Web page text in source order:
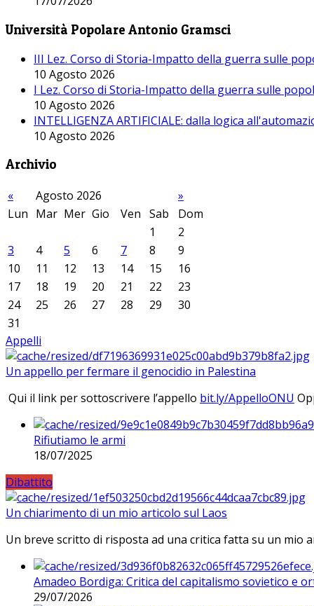
Università Popolare Antonio Gramsci
III Lez. Corso di Storia-Impatto della guerra sulle
10 Agosto 2026
I Lez. Corso di Storia-Impatto della guerra sulle
10 Agosto 2026
INTELLIGENZA ARTIFICIALE: dalla logica
10 Agosto 2026
Archivio
« Agosto 2026
»
Lun Mar Mer Gio Ven Sab
Dom
1
2
3
4 5 6 7 8
9
10
11 12 13 14 15
16
17
18 19 20 21 22
23
24
25 26 27 28 29
30
31
Appelli
Un appello per fermare il genocidio in Palestina
Qui il link per sottoscrivere l’appello bit.ly/AppelloONU
Rifiutiamo le armi
18/07/2025
Dibattito
Un chiarimento di un mio articolo sul Laos
Un breve scritto di risposta ad una critica fatta su un mio
Amadeo Bordiga: Critica del capitalismo sovietico e
29/07/2026